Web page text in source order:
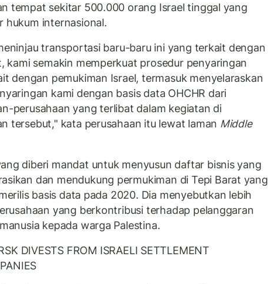
tempat sekitar 500.000 orang Israel tinggal yang
hukum internasional.
transportasi baru-baru ini yang terkait dengan
kami semakin memperkuat prosedur penyaringan
dengan pemukiman Israel, termasuk menyelaraskan
kami dengan basis data OHCHR dari
perusahaan yang terlibat dalam kegiatan di
tersebut," kata perusahaan itu lewat laman Middle
diberi mandat untuk menyusun daftar bisnis yang
dan mendukung permukiman di Tepi Barat yang
basis data pada 2020. Dia menyebutkan lebih
yang berkontribusi terhadap pelanggaran
kepada warga Palestina.
DIVESTS FROM ISRAELI SETTLEMENT